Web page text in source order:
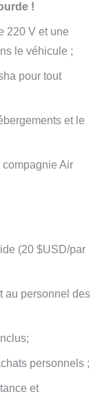
!
220 V et une
le véhicule ;
pour tout
et le
Air
(20 $USD/par
au personnel des
personnels ;
et